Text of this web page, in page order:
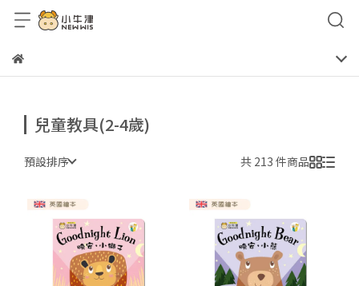
兒童教具(2-4歲)
預設排序 共 213 件商品